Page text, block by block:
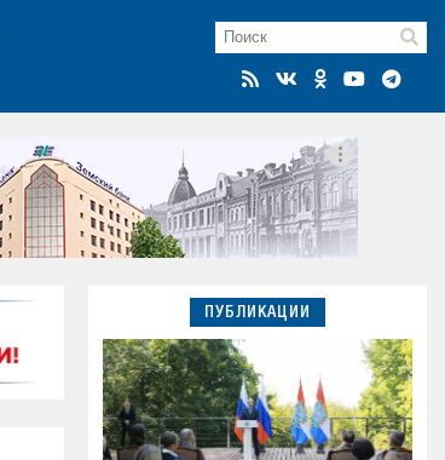
ПУБЛИКАЦИИ